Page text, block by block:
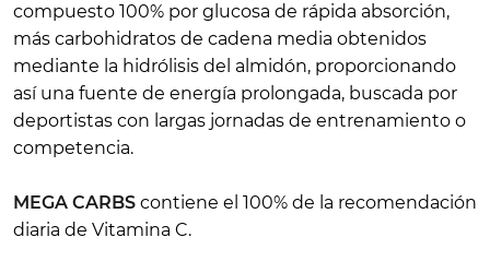
compuesto 100% por glucosa de rápida absorción,
más carbohidratos de cadena media obtenidos
mediante la hidrólisis del almidón, proporcionando
así una fuente de energía prolongada, buscada por
deportistas con largas jornadas de entrenamiento o
competencia.
MEGA CARBS contiene el 100% de la recomendación
diaria de Vitamina C.